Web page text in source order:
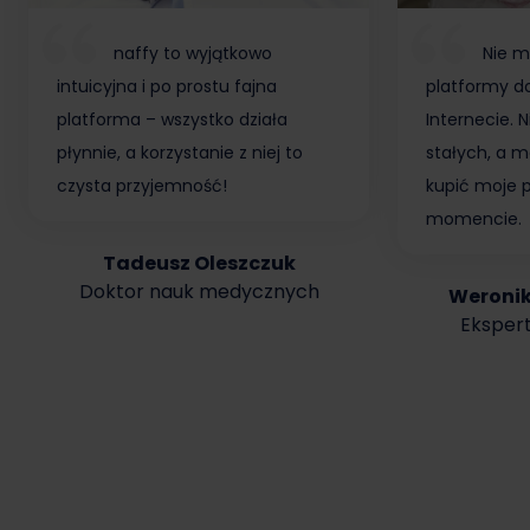
naffy to wyjątkowo
intuicyjna i po prostu fajna
platforma – wszystko działa
płynnie, a korzystanie z niej to
czysta przyjemność!
Tadeusz Oleszczuk
Doktor nauk medycznych
Nie
platformy
Internecie.
stałych, a
kupić moje
momencie.